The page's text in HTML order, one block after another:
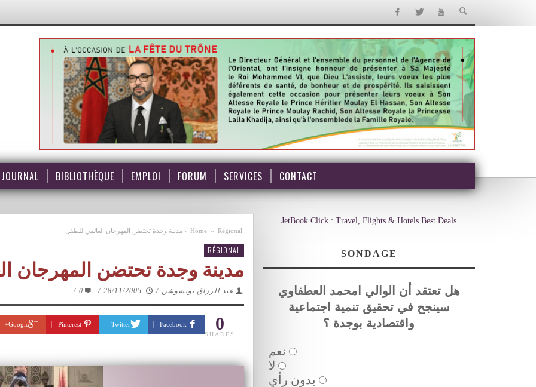
JOURNAL BIBLIOTHÈQUE EMPLOI FORUM SERVICES CONTACT
Home » Régional
» مدينة وجدة تحتضن المهرجان العالمي للطفل
RÉGIONAL
مدينة وجدة تحتضن المهرجان
عبد الرزاق بونشوشن /
28/11/2005
/
0
/
0
SHARES
Facebook
Twitter
Pinterest
Google+
JetBook.Click : Travel, Flights & Hotels Best Deals
SONDAGE
هل تعتقد أن الوالي امحمد العطفاوي
سينجح في تحقيق تنمية اجتماعية
واقتصادية بوجدة ؟
نعم
لا
بدون رأي